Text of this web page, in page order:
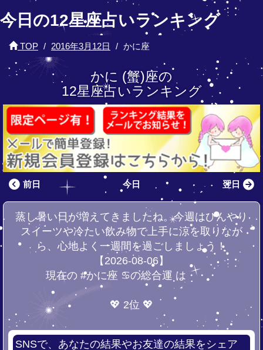
今日の12星座占いランキング
TOP 2016年3月12日 かに座
かに (蟹)座の
12星座占いランキング
前日 今日 翌日
蒸し暑い日が増えてきましたね。今週はひんやり
スイーツや冷たい飲み物で上手に涼を取りなが
ら、心地よく一週間を過ごしましょう！
【2026-08-06】
現在の #かに座 ♋の総合運 は・・・
💖 2位 💖
SNSで、あなたの結果やお友達の結果をシェア